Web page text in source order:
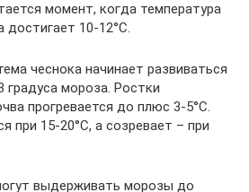
момент, когда температура
достигает 10-12°С.
чеснока начинает развиваться
градуса мороза. Ростки
прогревается до плюс 3-5°С.
при 15-20°С, а созревает – при
выдерживать морозы до